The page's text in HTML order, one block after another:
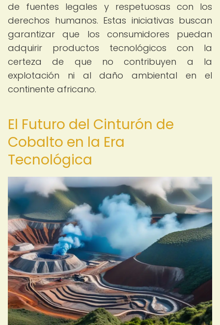
de fuentes legales y respetuosas con los
derechos humanos. Estas iniciativas buscan
garantizar que los consumidores puedan
adquirir productos tecnológicos con la
certeza de que no contribuyen a la
explotación ni al daño ambiental en el
continente africano.
El Futuro del Cinturón de
Cobalto en la Era
Tecnológica